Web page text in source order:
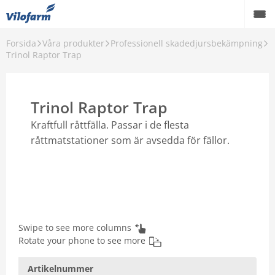
Forsida Våra produkter Professionell skadedjursbekämpning
Trinol Raptor Trap
Trinol Raptor Trap
Kraftfull råttfälla. Passar i de flesta
råttmatstationer som är avsedda för fällor.
Swipe to see more columns
Rotate your phone to see more
Artikelnummer
Farm Supply för jordbruket
Pest control
Våra produkter